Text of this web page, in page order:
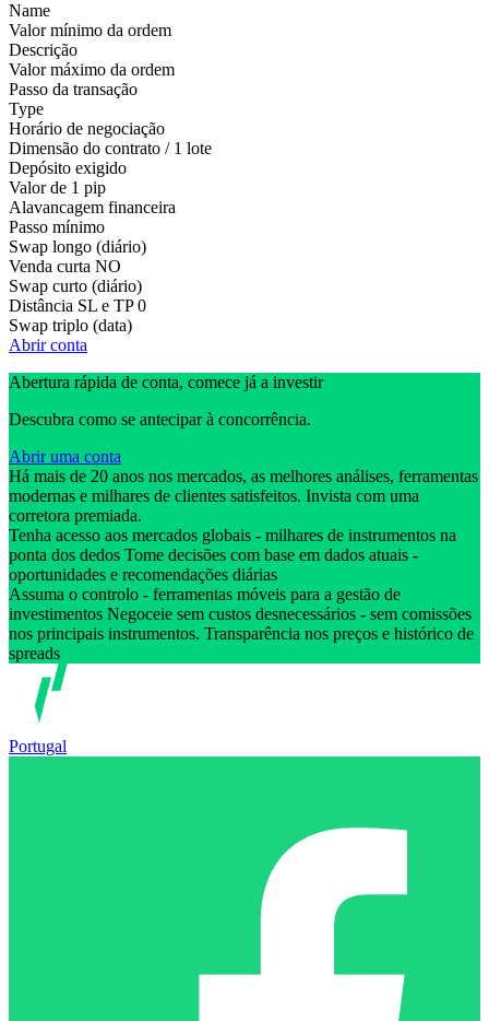
Name
Valor mínimo da ordem
Descrição
Valor máximo da ordem
Passo da transação
Type
Horário de negociação
Dimensão do contrato / 1 lote
Depósito exigido
Valor de 1 pip
Alavancagem financeira
Passo mínimo
Swap longo (diário)
Venda curta NO
Swap curto (diário)
Distância SL e TP 0
Swap triplo (data)
Abrir conta
Abertura rápida de conta, comece já a investir
Descubra como se antecipar à concorrência.
Abrir uma conta
Há mais de 20 anos nos mercados, as melhores análises, ferramentas
modernas e milhares de clientes satisfeitos. Invista com uma
corretora premiada.
Tenha acesso aos mercados globais - milhares de instrumentos na
ponta dos dedos Tome decisões com base em dados atuais -
oportunidades e recomendações diárias
Assuma o controlo - ferramentas móveis para a gestão de
investimentos Negoceie sem custos desnecessários - sem comissões
nos principais instrumentos. Transparência nos preços e histórico de
spreads
Portugal